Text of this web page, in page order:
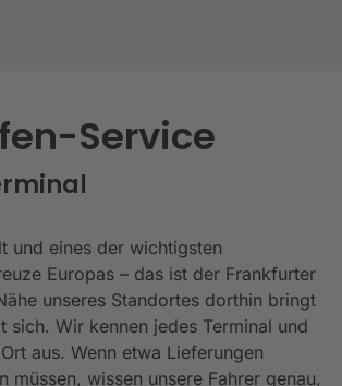
Service
und eines der wichtigsten
Europas – das ist der Frankfurter
unseres Standortes dorthin bringt
sich. Wir kennen jedes Terminal und
aus. Wenn etwa Lieferungen
müssen, wissen unsere Fahrer genau,